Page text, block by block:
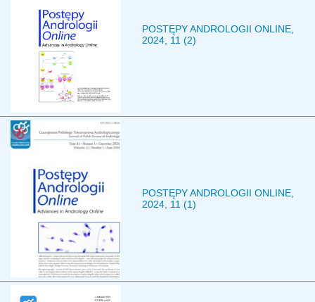
POSTĘPY ANDROLOGII ONLINE,
2024, 11 (2)
POSTĘPY ANDROLOGII ONLINE,
2024, 11 (1)